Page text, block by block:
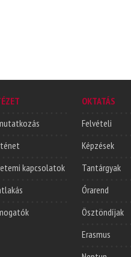
kapcsolatok
OKTATÁS
Felvételi
Képzések
Tantárgyak
Órarend
Ösztöndíjak
Erasmus